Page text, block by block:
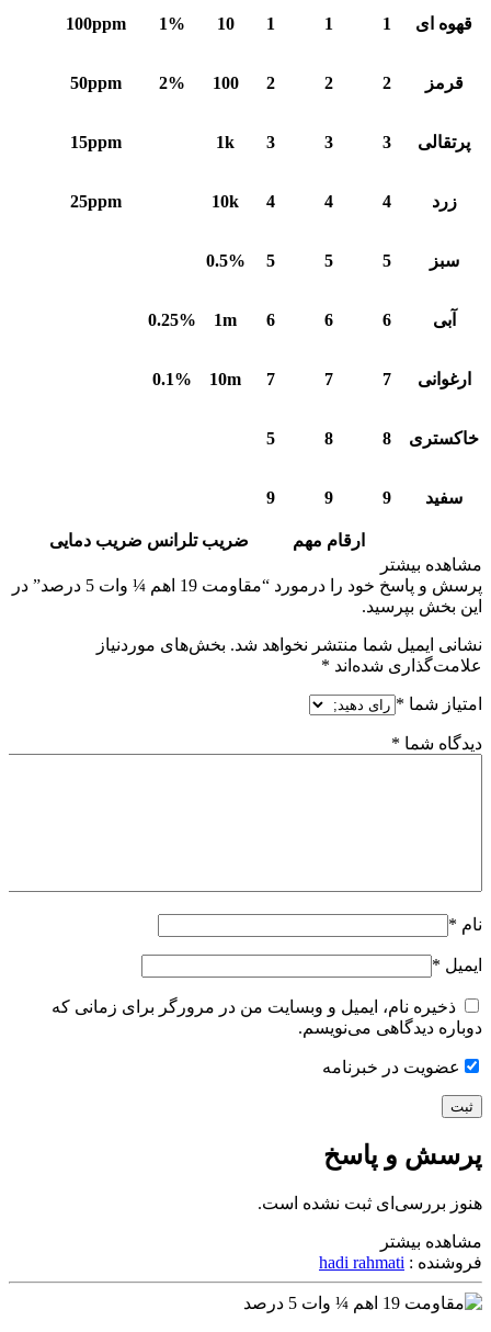
قهوه ای 1
1
1
10
1%
100ppm
قرمز 2
2
2
100
2%
50ppm
پرتقالی 3
3
3
1k
15ppm
زرد 4
4
4
10k
25ppm
سبز 5
5
5
0.5%
آبی 6
6
6
1m
0.25%
ارغوانی 7
7
7
10m
0.1%
خاکستری 8
8
5
سفید 9
9
9
ارقام مهم ضریب تلرانس ضریب دمایی
مشاهده بیشتر
پرسش و پاسخ خود را درمورد “مقاومت 19 اهم ¼ وات 5 درصد” در
این بخش بپرسید.
نشانی ایمیل شما منتشر نخواهد شد. بخش‌های موردنیاز
علامت‌گذاری شده‌اند *
امتیاز شما *
دیدگاه شما *
نام *
ایمیل *
ذخیره نام، ایمیل و وبسایت من در مرورگر برای زمانی که
دوباره دیدگاهی می‌نویسم.
عضویت در خبرنامه
پرسش و پاسخ
هنوز بررسی‌ای ثبت نشده است.
مشاهده بیشتر
فروشنده : hadi rahmati